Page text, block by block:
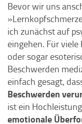
Bevor wir uns
ich zunächst auf
eingehen. Für
oder sogar
Beschwerden
einfach gesagt,
Beschwerden
ist ein
emotionale